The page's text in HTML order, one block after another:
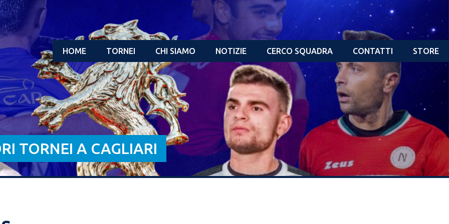
HOME TORNEI CHI SIAMO NOTIZIE CERCO SQUADRA CONTATTI STORE
TORNEI A CAGLIARI